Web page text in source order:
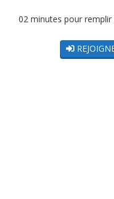
02 minutes pour